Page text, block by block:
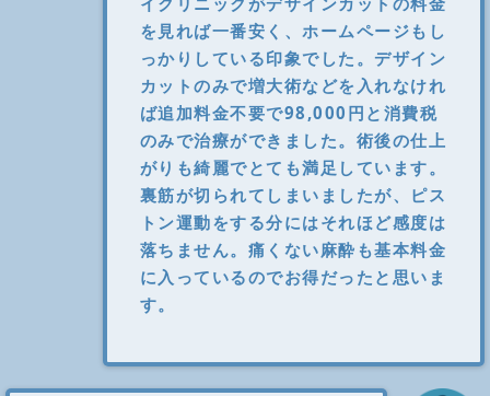
を見れば一番安く、ホームページもし
っかりしている印象でした。デザイン
カットのみで増大術などを入れなけれ
ば追加料金不要で98,000円と消費税
のみで治療ができました。術後の仕上
がりも綺麗でとても満足しています。
裏筋が切られてしまいましたが、ピス
トン運動をする分にはそれほど感度は
落ちません。痛くない麻酔も基本料金
に入っているのでお得だったと思いま
す。